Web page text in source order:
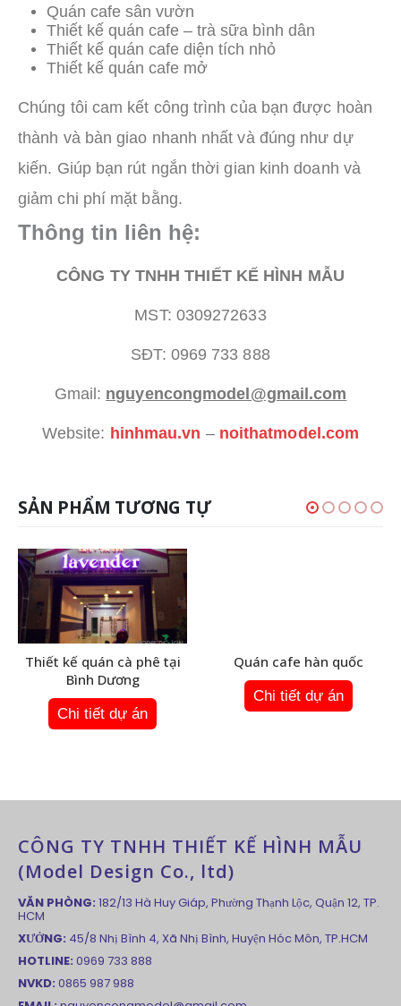
Quán cafe sân vườn
Thiết kế quán cafe – trà sữa bình dân
Thiết kế quán cafe diện tích nhỏ
Thiết kế quán cafe mở
Chúng tôi cam kết công trình của bạn được hoàn
thành và bàn giao nhanh nhất và đúng như dự
kiến. Giúp bạn rút ngắn thời gian kinh doanh và
giảm chi phí mặt bằng.
Thông tin liên hệ:
CÔNG TY TNHH THIẾT KẾ HÌNH MẪU
MST: 0309272633
SĐT: 0969 733 888
Gmail: nguyencongmodel@gmail.com
Website: hinhmau.vn – noithatmodel.com
SẢN PHẨM TƯƠNG TỰ
Thiết kế quán cà phê tại
Bình Dương
Chi tiết dự án
Quán cafe hàn quốc
Chi tiết dự án
CÔNG TY TNHH THIẾT KẾ HÌNH MẪU
(Model Design Co., ltd)
VĂN PHÒNG: 182/13 Hà Huy Giáp, Phường Thạnh Lộc, Quận 12, TP.
HCM
XƯỞNG: 45/8 Nhị Bình 4, Xã Nhị Bình, Huyện Hóc Môn, TP.HCM
HOTLINE: 0969 733 888
NVKD: 0865 987 988